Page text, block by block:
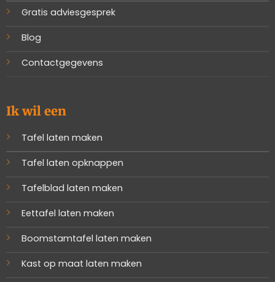
Gratis adviesgesprek
Blog
Contactgegevens
Ik wil een
Tafel laten maken
Tafel laten opknappen
Tafelblad laten maken
Eettafel laten maken
Boomstamtafel laten maken
Kast op maat laten maken